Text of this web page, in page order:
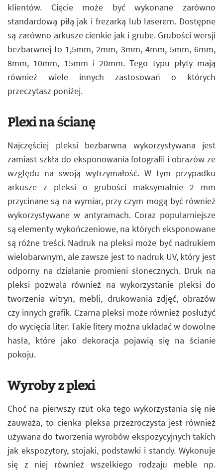
klientów. Cięcie może być wykonane zarówno
standardową piłą jak i frezarką lub laserem. Dostępne
są zarówno arkusze cienkie jak i grube. Grubości wersji
bezbarwnej to 1,5mm, 2mm, 3mm, 4mm, 5mm, 6mm,
8mm, 10mm, 15mm i 20mm. Tego typu płyty mają
również wiele innych zastosowań o których
przeczytasz poniżej.
Plexi na ścianę
Najczęściej pleksi bezbarwna wykorzystywana jest
zamiast szkła do eksponowania fotografii i obrazów ze
względu na swoją wytrzymałość. W tym przypadku
arkusze z pleksi o grubości maksymalnie 2 mm
przycinane są na wymiar, przy czym mogą być również
wykorzystywane w antyramach. Coraz popularniejsze
są elementy wykończeniowe, na których eksponowane
są różne treści. Nadruk na pleksi może być nadrukiem
wielobarwnym, ale zawsze jest to nadruk UV, który jest
odporny na działanie promieni słonecznych. Druk na
pleksi pozwala również na wykorzystanie pleksi do
tworzenia witryn, mebli, drukowania zdjęć, obrazów
czy innych grafik. Czarna pleksi może również posłużyć
do wycięcia liter. Takie litery można układać w dowolne
hasła, które jako dekoracja pojawią się na ścianie
pokoju.
Wyroby z plexi
Choć na pierwszy rzut oka tego wykorzystania się nie
zauważa, to cienka pleksa przezroczysta jest również
używana do tworzenia wyrobów ekspozycyjnych takich
jak ekspozytory, stojaki, podstawki i standy. Wykonuje
się z niej również wszelkiego rodzaju meble np.